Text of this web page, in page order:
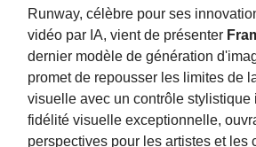
Runway, célèbre pour ses
vidéo par IA, vient de présenter
dernier modèle de génération
promet de repousser les limites de
visuelle avec un contrôle stylistique
fidélité visuelle exceptionnelle,
perspectives pour les artistes et les